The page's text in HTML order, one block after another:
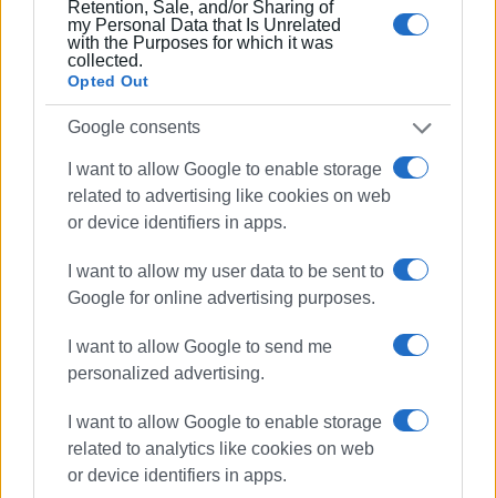
Retention, Sale, and/or Sharing of
my Personal Data that Is Unrelated
with the Purposes for which it was
collected.
Opted Out
Google consents
I want to allow Google to enable storage
related to advertising like cookies on web
or device identifiers in apps.
I want to allow my user data to be sent to
Google for online advertising purposes.
I want to allow Google to send me
personalized advertising.
I want to allow Google to enable storage
related to analytics like cookies on web
or device identifiers in apps.
Αστυνομικής Διεύθυνσης Κέρκυρας, Βασίλειος Κοντός,
εκπρόσωπος HATTA, Κωνσταντίνος Τσουμάνης,
Προϊστάμενος Διεύθυνσης στην Περιφερειακή
Υπηρεσία Τουρισμού (ΠΥΤ) Ιονίων Νήσων, Χαράλαμπος
Βούλγαρης, Πρόεδρος Ένωσης Ξενοδόχων Κέρκυρας,
Δημήτρης Μπακύρας, Διευθυντής ΙΕΚ Τουριστικών
Επαγγελμάτων Κέρκυρας.
Εμφανίσεις: 78
Facebook
Συνδρομητές στο e-paper